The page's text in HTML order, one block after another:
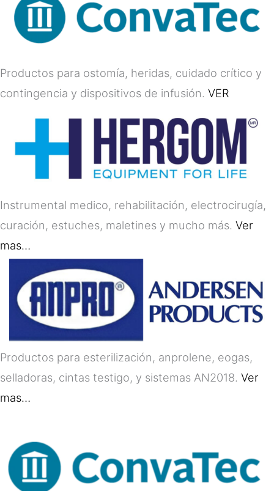
Productos para ostomía, heridas, cuidado crítico y
contingencia y dispositivos de infusión. VER
Instrumental medico, rehabilitación, electrocirugía,
curación, estuches, maletines y mucho más. Ver
mas…
Productos para esterilización, anprolene, eogas,
selladoras, cintas testigo, y sistemas AN2018. Ver
mas…